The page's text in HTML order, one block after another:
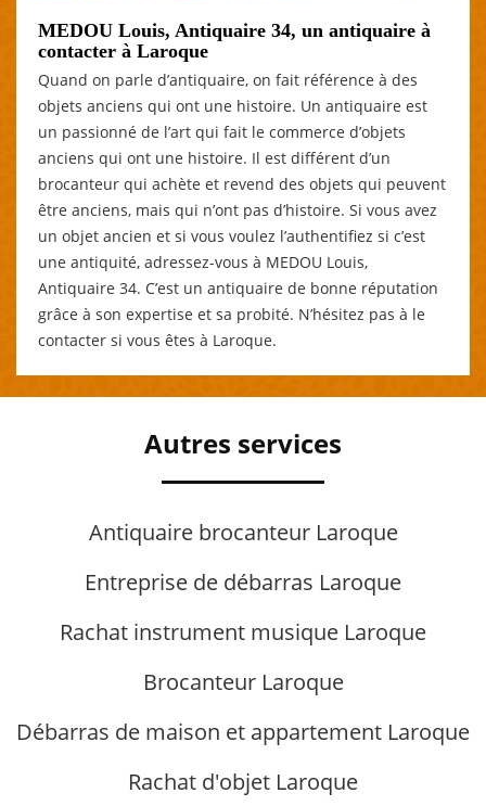
MEDOU Louis, Antiquaire 34, un antiquaire à
contacter à Laroque
Quand on parle d’antiquaire, on fait référence à des
objets anciens qui ont une histoire. Un antiquaire est
un passionné de l’art qui fait le commerce d’objets
anciens qui ont une histoire. Il est différent d’un
brocanteur qui achète et revend des objets qui peuvent
être anciens, mais qui n’ont pas d’histoire. Si vous avez
un objet ancien et si vous voulez l’authentifiez si c’est
une antiquité, adressez-vous à MEDOU Louis,
Antiquaire 34. C’est un antiquaire de bonne réputation
grâce à son expertise et sa probité. N’hésitez pas à le
contacter si vous êtes à Laroque.
Autres services
Antiquaire brocanteur Laroque
Entreprise de débarras Laroque
Rachat instrument musique Laroque
Brocanteur Laroque
Débarras de maison et appartement Laroque
Rachat d'objet Laroque